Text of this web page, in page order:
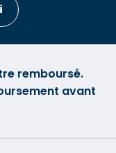
remboursé.
avant